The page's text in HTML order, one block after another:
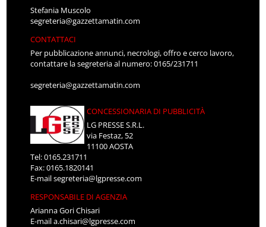
Stefania Muscolo
segreteria@gazzettamatin.com
CONTATTACI
Per pubblicazione annunci, necrologi, offro e cerco lavoro,
contattare la segreteria al numero: 0165/231711
segreteria@gazzettamatin.com
CONCESSIONARIA DI PUBBLICITÀ
LG PRESSE S.R.L.
via Festaz, 52
11100 AOSTA
Tel: 0165.231711
Fax: 0165.1820141
E-mailsegreteria@lgpresse.com
RESPONSABILE DI AGENZIA
Arianna Gori Chisari
E-maila.chisari@lgpresse.com